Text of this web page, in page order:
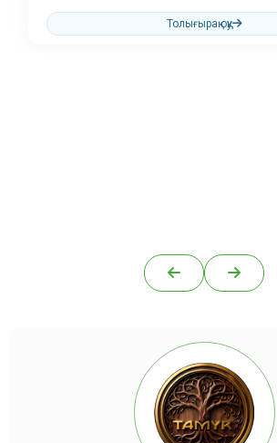
Толығырақ оқу